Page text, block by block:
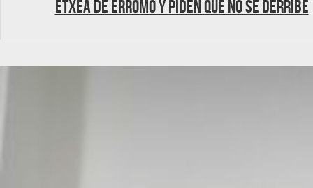
Etxea de Erromo y piden que no se derribe